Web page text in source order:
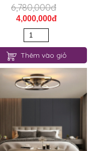
6,780,000đ
4,000,000đ
Thêm vào giỏ